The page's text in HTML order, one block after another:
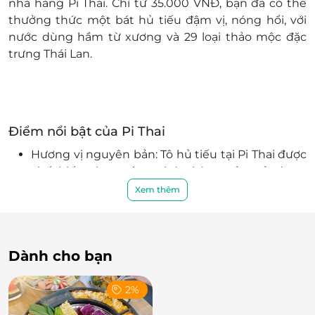
thành tiền mặt, không trả lại tiền thừa.
nhà hàng Pi Thai. Chỉ từ 35.000 VNĐ, bạn đã có thể
thưởng thức một bát hủ tiếu đậm vị, nóng hổi, với
nước dùng hầm từ xương và 29 loại thảo mộc đặc
trưng Thái Lan.
Điểm nổi bật của Pi Thai
Hương vị nguyên bản: Tô hủ tiếu tại Pi Thai được
chế biến theo công thức bí truyền, sử dụng
nước hầm từ xương kết hợp cùng gia vị và thảo
mộc từ xứ sở Chùa Vàng, tạo nên hương vị đậm
quan sát quá trình chuẩn bị món ăn, từ công
đoạn nấu nước dùng đến khi tô hủ tiếu được
bày lên bàn. Sự tương tác này mang lại trải
nghiệm ăn uống độc đáo, giống như bạn đang
Xem thêm
Dành cho bạn
2%